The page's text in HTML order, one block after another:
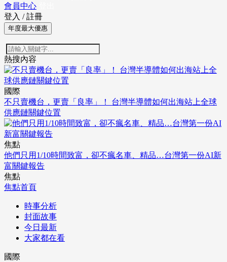
會員中心
登入 / 註冊
年度最大優惠
熱搜內容
國際
不只賣機台，更賣「良率」！ 台灣半導體如何出海站上全球
供應鏈關鍵位置
焦點
他們只用1/10時間致富，卻不瘋名車、精品…台灣第一份AI新
富關鍵報告
焦點
焦點首頁
時事分析
封面故事
今日最新
大家都在看
國際